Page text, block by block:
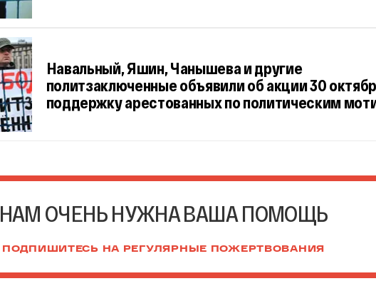
Навальный, Яшин, Чанышева и другие
политзаключенные объявили об акции 30
поддержку арестованных по политическим
НАМ ОЧЕНЬ НУЖНА ВАША ПОМОЩЬ
ПОДПИШИТЕСЬ НА РЕГУЛЯРНЫЕ ПОЖЕРТВОВАНИЯ